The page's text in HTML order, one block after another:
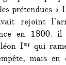
prétendues «
rejoint
en 1800, il
Iᵉʳ qui
mais en